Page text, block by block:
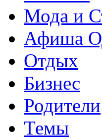
Мода и
Афиша
Отдых
Бизнес
Родители
Темы